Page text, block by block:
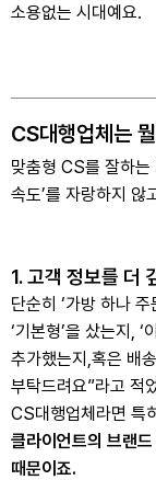
소용없는 시대예요.
CS대행업체는
맞춤형 CS를 잘하는
속도’를 자랑하지 않
1. 고객 정보를 더
단순히 ‘가방 하나
‘기본형’을 샀는지, ‘
추가했는지, 혹은 배
부탁드려요”라고 적
CS대행업체라면 특
클라이언트의 브랜
때문이죠.